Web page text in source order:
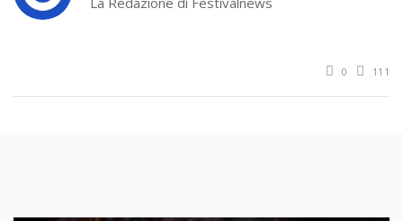
0 111